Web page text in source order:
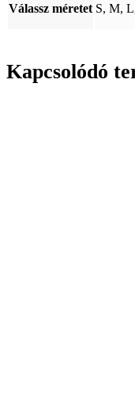
Válassz méretet S, M,
Kapcsolódó